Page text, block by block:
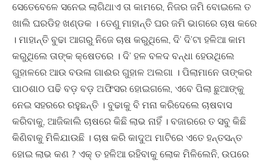
ସେତେବେଳେ ସନେଇ ଲାଗିଥାଏ ତା କାମରେ, ନିଜର ଜମି ବୋଇଲେ ତ
ଖାଲି ଘରଡିହ ଖଣ୍ଡକ । ତେଣୁ ମାହାନ୍ତି ଘର ଜମି ଭାଗରେ ଚାଷ କରେ
। ମାହାନ୍ତି ବୁଢା ଆଗରୁ ନିଜେ ଚାଷ କରୁଥିଲେ, ଦି’ ଦି’ଟା ହଳିଆ କାମ
କରୁଥିଲେ ତାଙ୍କ କ୍ଷେତରେ । ଦି’ ହଳ ବଳଦ ବନ୍ଧା ହେଉଥିଲେ
ଗୁହାଳରେ ଆଉ ବଉଳା ଗାଈର ଗୁହାଳ ଅଲଗା । ପିଲାମାନେ ତାଙ୍କର
ପାଠଶାଠ ପଢି ବଡ଼ ବଡ଼ ଅଫିସର ହୋଇଗଲେ, ଏବେ ପିଲା ଛୁଆଙ୍କୁ
ନେଇ ସହରରେ ରହୁଛନ୍ତି । ବୁଢାକୁ ବି ମନା କରିଦେଲେ ଚାଷବାସ
କରିବାକୁ, ଆଜିକାଲି ଚାଷରେ କିଛି ଲାଭ ନାହିଁ । ବଜାରରେ ତ ସବୁ କିଛି
କିଣିବାକୁ ମିଳିଯାଉଛି । ଚାଷ କରି କାଦୁଅ ମାଟିରେ ଏତେ ହନ୍ତସନ୍ତ
ହୋଇ ଲାଭ କଣ ? ଏକ୍ ତ ହଳିଆ ରହିବାକୁ ଲୋକ ମିଳିଲେନି, ଉପରେ